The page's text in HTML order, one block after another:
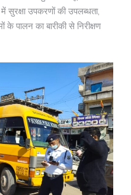
सुरक्षा उपकरणों की उपलब्धता,
के पालन का बारीकी से निरीक्षण